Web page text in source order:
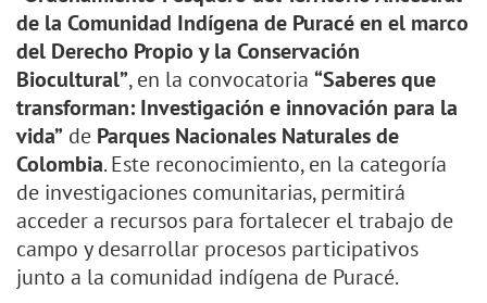
de la Comunidad Indígena de Puracé en el marco
del Derecho Propio y la Conservación
Biocultural”, en la convocatoria “Saberes que
transforman: Investigación e innovación para la
vida” de Parques Nacionales Naturales de
Colombia. Este reconocimiento, en la categoría
de investigaciones comunitarias, permitirá
acceder a recursos para fortalecer el trabajo de
campo y desarrollar procesos participativos
junto a la comunidad indígena de Puracé.